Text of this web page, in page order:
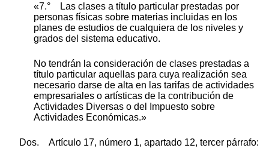
«7.° Las clases a título particular prestadas por
personas físicas sobre materias incluidas en los
planes de estudios de cualquiera de los niveles y
grados del sistema educativo.
No tendrán la consideración de clases prestadas a
título particular aquellas para cuya realización sea
necesario darse de alta en las tarifas de actividades
empresariales o artísticas de la contribución de
Actividades Diversas o del Impuesto sobre
Actividades Económicas.»
Dos. Artículo 17, número 1, apartado 12, tercer párrafo: